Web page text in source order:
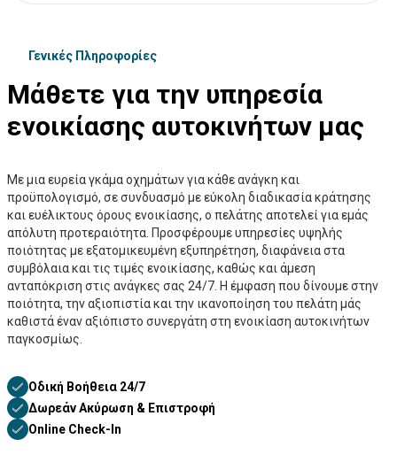
Γενικές Πληροφορίες
Μάθετε για την υπηρεσία
ενοικίασης αυτοκινήτων μας
Με μια ευρεία γκάμα οχημάτων για κάθε ανάγκη και
προϋπολογισμό, σε συνδυασμό με εύκολη διαδικασία κράτησης
και ευέλικτους όρους ενοικίασης, ο πελάτης αποτελεί για εμάς
απόλυτη προτεραιότητα. Προσφέρουμε υπηρεσίες υψηλής
ποιότητας με εξατομικευμένη εξυπηρέτηση, διαφάνεια στα
συμβόλαια και τις τιμές ενοικίασης, καθώς και άμεση
ανταπόκριση στις ανάγκες σας 24/7. Η έμφαση που δίνουμε στην
ποιότητα, την αξιοπιστία και την ικανοποίηση του πελάτη μάς
καθιστά έναν αξιόπιστο συνεργάτη στη ενοικίαση αυτοκινήτων
παγκοσμίως.
Οδική Βοήθεια 24/7
Δωρεάν Ακύρωση & Επιστροφή
Online Check-In